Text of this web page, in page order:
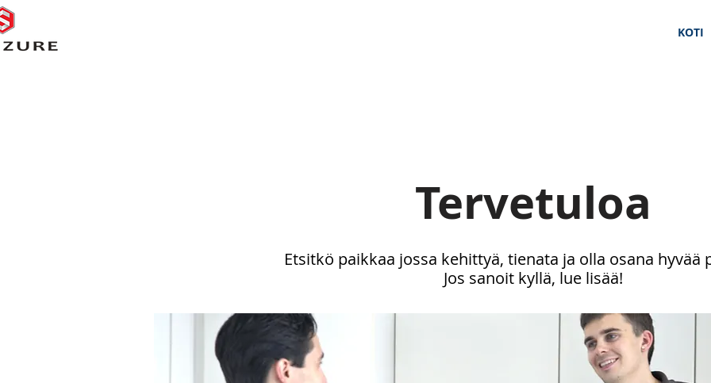
KOTI
Tervetuloa
Etsitkö paikkaa jossa kehittyä, tienata ja olla osana hyvää
Jos sanoit kyllä, lue lisää!